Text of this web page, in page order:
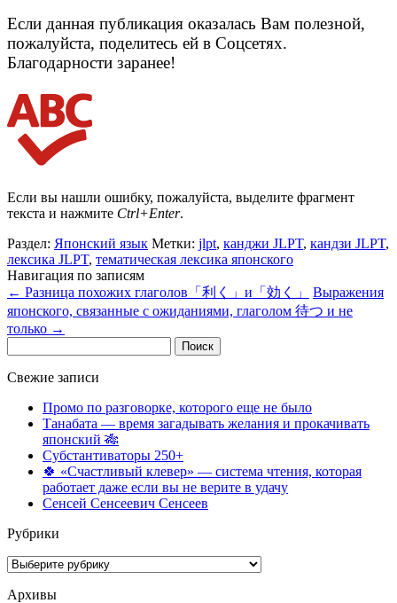
Если данная публикация оказалась Вам полезной,
пожалуйста, поделитесь ей в Соцсетях.
Благодарности заранее!
Если вы нашли ошибку, пожалуйста, выделите фрагмент
текста и нажмите Ctrl+Enter.
Раздел: Японский язык Метки: jlpt, канджи JLPT, кандзи JLPT,
лексика JLPT, тематическая лексика японского
Навигация по записям
← Разница похожих глаголов「利く」и「効く」
Выражения
японского, связанные с ожиданиями, глаголом 待つ и не
только →
Свежие записи
Промо по разговорке, которого еще не было
Танабата — время загадывать желания и прокачивать
японский 🎋
Субстантиваторы 250+
🍀 «Счастливый клевер» — система чтения, которая
работает даже если вы не верите в удачу
Сенсей Сенсеевич Сенсеев
Рубрики
Рубрики
Архивы